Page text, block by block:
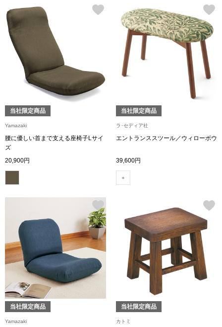
すべて見る
ール／酒
おすすめ特集
【特集】Travel
【特集】
【特集】
RUGLOG 2026
アウター
ジャケット
当社限定商品
Yamazaki
腰に優しい首まで支える座椅子Lサイ
ズ
20,900円
当社限定商品
ラ･セディア社
エントランススツール／ウィローボウ
39,600円
当社限定商品
Yamazaki
当社限定商品
カトミ